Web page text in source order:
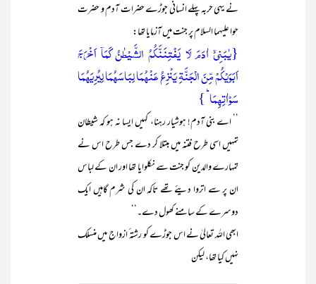
نے یہی حربہ پہلے انسانی جوڑے حضرات آدم و حضرت
حوا علیہما السلام پر جنت میں آزمایا تھا:
{یٰبَنِیۡۤ اٰدَمَ لَا یَفۡتِنَنَّکُمُ الشَّیۡطٰنُ کَمَاۤ اَخۡرَجَ
اَبَوَیۡکُمۡ مِّنَ الۡجَنَّۃِ یَنۡزِعُ عَنۡہُمَا لِبَاسَہُمَا لِیُرِیَہُمَا
سَوۡاٰتِہِمَا ؕ }
’’ اے بنی آدم! ہوشیار رہنا، کہیں ایسا نہ ہو کہ شیطان
تمہیں اسی طرح فتنہ میں مبتلا کر دے جس طرح اس نے
تمہارے والدین کو جنت سے نکلوایا تھا اور ان کے لباس
ان پر سے اتروا دیئے تھے تاکہ ان کی شرم گاہیں ایک
دوسرے کے سامنے کھول دے۔‘‘
ابھی اللہ تعالیٰ نے اس جوڑے کو رشتہ ٔ ازواج میں منسلک
نہیں کیا تھا، لیکن